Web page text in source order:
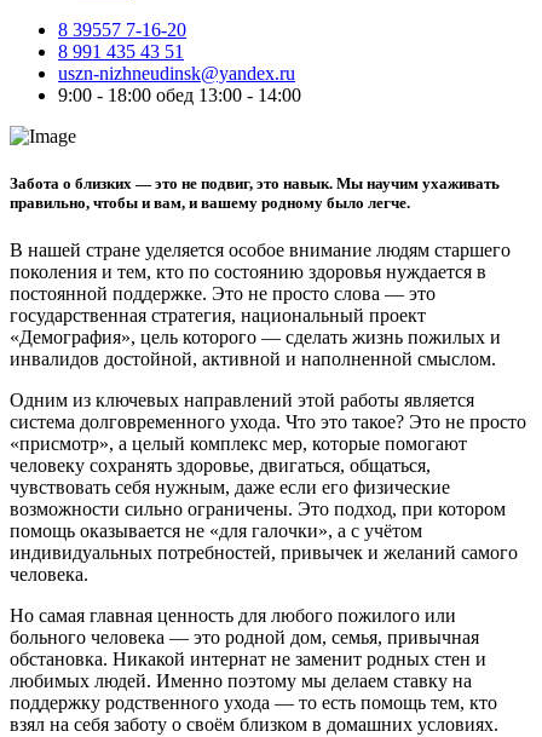
8 39557 7-16-20
8 991 435 43 51
uszn-nizhneudinsk@yandex.ru
9:00 - 18:00 обед 13:00 - 14:00
Забота о близких — это не подвиг, это навык. Мы научим ухаживать
правильно, чтобы и вам, и вашему родному было легче.
В нашей стране уделяется особое внимание людям старшего
поколения и тем, кто по состоянию здоровья нуждается в
постоянной поддержке. Это не просто слова — это
государственная стратегия, национальный проект
«Демография», цель которого — сделать жизнь пожилых и
инвалидов достойной, активной и наполненной смыслом.
Одним из ключевых направлений этой работы является
система долговременного ухода. Что это такое? Это не просто
«присмотр», а целый комплекс мер, которые помогают
человеку сохранять здоровье, двигаться, общаться,
чувствовать себя нужным, даже если его физические
возможности сильно ограничены. Это подход, при котором
помощь оказывается не «для галочки», а с учётом
индивидуальных потребностей, привычек и желаний самого
человека.
Но самая главная ценность для любого пожилого или
больного человека — это родной дом, семья, привычная
обстановка. Никакой интернат не заменит родных стен и
любимых людей. Именно поэтому мы делаем ставку на
поддержку родственного ухода — то есть помощь тем, кто
взял на себя заботу о своём близком в домашних условиях.